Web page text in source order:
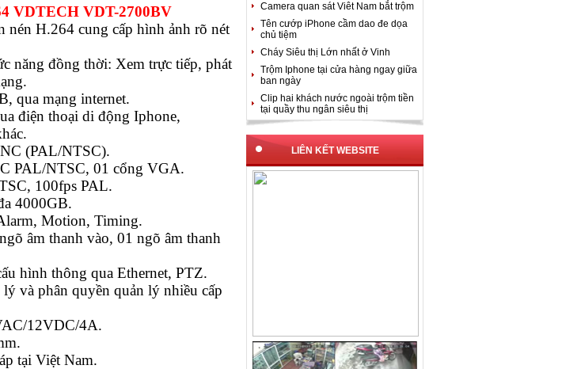
VDTECH VDT-2700BV
H.264 cung cấp hình ảnh rõ nét
năng đồng thời: Xem trực tiếp, phát
qua mạng internet.
điện thoại di động Iphone,
(PAL/NTSC).
PAL/NTSC, 01 cổng VGA.
100fps PAL.
4000GB.
Motion, Timing.
âm thanh vào, 01 ngõ âm thanh
hình thông qua Ethernet, PTZ.
và phân quyền quản lý nhiều cấp
12VDC/4A.
tại Việt Nam.
Camera quan sát Viêt Nam bắt trộm
Tên cướp iPhone cầm dao đe dọa
chủ tiệm
Cháy Siêu thị Lớn nhất ở Vinh
Trộm Iphone tại cửa hàng ngay giữa
ban ngày
Clip hai khách nước ngoài trộm tiền
tại quầy thu ngân siêu thị
LIÊN KẾT WEBSITE